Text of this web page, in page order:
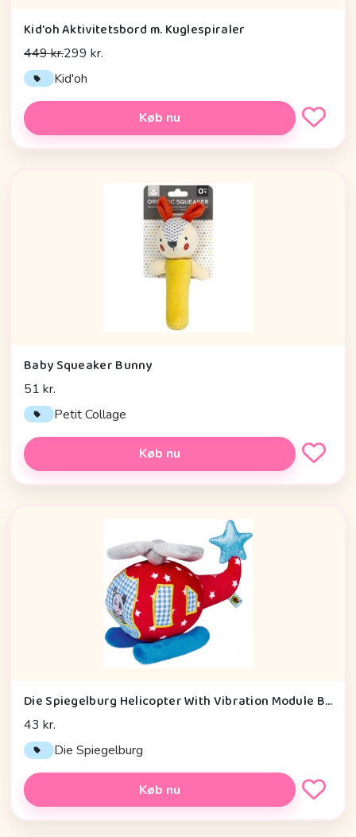
Kid'oh Aktivitetsbord m. Kuglespiraler
449 kr.299 kr.
Kid'oh
Køb nu
Baby Squeaker Bunny
51 kr.
Petit Collage
Køb nu
Die Spiegelburg Helicopter With Vibration Module Baby Charms - Legetøj
43 kr.
Die Spiegelburg
Køb nu